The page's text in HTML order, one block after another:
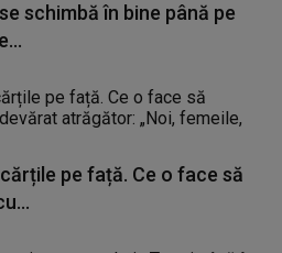
schimbă în bine până pe
pe față. Ce o face să